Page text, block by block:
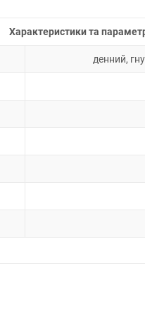
Характеристики та
денний,